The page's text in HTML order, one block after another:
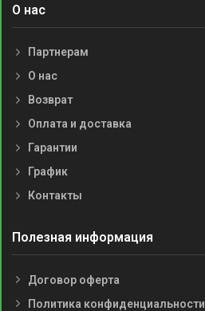
О нас
Партнерам
О нас
Возврат
Оплата и доставка
Гарантии
График
Контакты
Полезная информация
Договор оферта
Политика конфиденциальности